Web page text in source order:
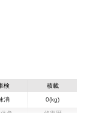
検
消
積載
0(kg)